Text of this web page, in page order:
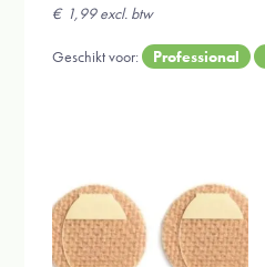
€ 1,99excl. btw
Geschikt voor: Professional